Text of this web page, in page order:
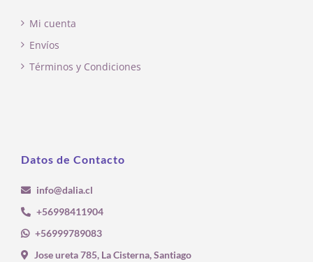
Mi cuenta
Envíos
Términos y Condiciones
Datos de Contacto
info@dalia.cl
+56998411904
+56999789083
Jose ureta 785, La Cisterna, Santiago